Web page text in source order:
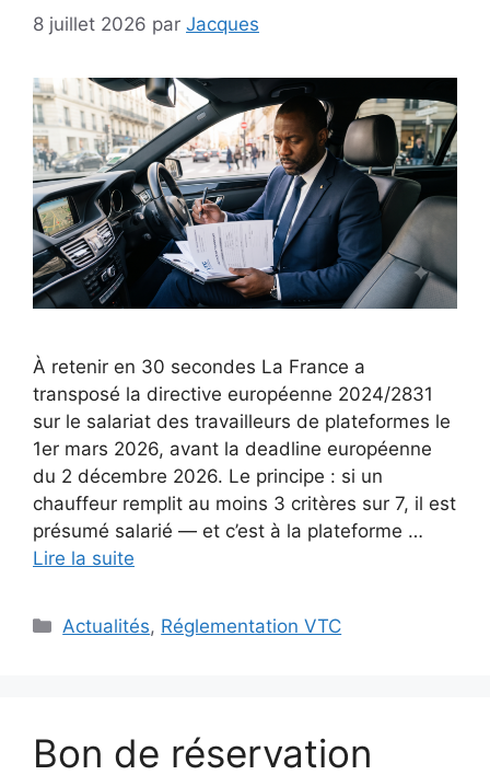
8 juillet 2026 par Jacques
À retenir en 30 secondes La France a
transposé la directive européenne 2024/2831
sur le salariat des travailleurs de plateformes le
1er mars 2026, avant la deadline européenne
du 2 décembre 2026. Le principe : si un
chauffeur remplit au moins 3 critères sur 7, il est
présumé salarié — et c’est à la plateforme …
Lire la suite
Catégories
Actualités, Réglementation VTC
Bon de réservation